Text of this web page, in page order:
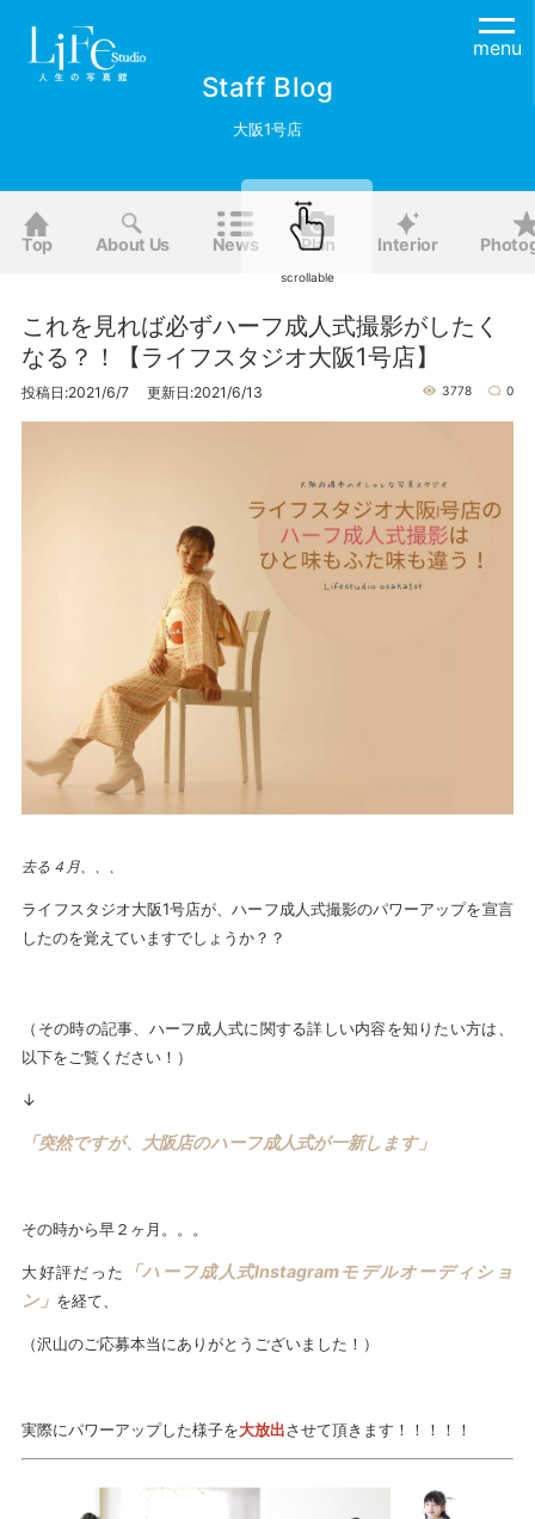
menu
Staff Blog
大阪1号店
Top About Us News Plan Interior
これを見れば必ずハーフ成人式撮影がしたく
なる？！【ライフスタジオ大阪1号店】
投稿日:2021/6/7 更新日:2021/6/13 3778 0
去る４月、、、
ライフスタジオ大阪1号店が、ハーフ成人式撮影のパワーアップを宣言
したのを覚えていますでしょうか？？
（その時の記事、ハーフ成人式に関する詳しい内容を知りたい方は、
以下をご覧ください！）
↓
「突然ですが、大阪店のハーフ成人式が一新します」
その時から早２ヶ月。。。
大好評だった
「ハーフ成人式Instagramモデルオーディショ
ン」 を経て、
（沢山のご応募本当にありがとうございました！）
実際にパワーアップした様子を大放出させて頂きます！！！！！